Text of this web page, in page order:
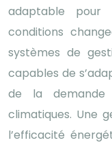
adaptable pour
conditions
systèmes de
capables de
de la demande
climatiques. Une
l’efficacité